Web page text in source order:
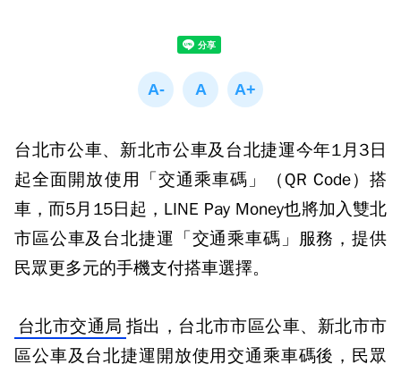
台北市公車、新北市公車及台北捷運今年1月3日
起全面開放使用「交通乘車碼」（QR Code）搭
車，而5月15日起，LINE Pay Money也將加入雙北
市區公車及台北捷運「交通乘車碼」服務，提供
民眾更多元的手機支付搭車選擇。
台北市交通局 指出，台北市市區公車、新北市市
區公車及台北捷運開放使用交通乘車碼後，民眾